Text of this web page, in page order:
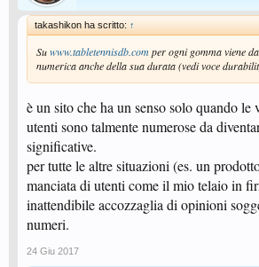
takashikon ha scritto: ↑
Suwww.tabletennisdb.comper ogni gomma viene
numerica anche della sua durata (vedi voce
è un sito che ha un senso solo quando le
utenti sono talmente numerose da
significative.
per tutte le altre situazioni (es. un
manciata di utenti come il mio telaio in
inattendibile accozzaglia di opinioni
numeri.
24 Giu 2017